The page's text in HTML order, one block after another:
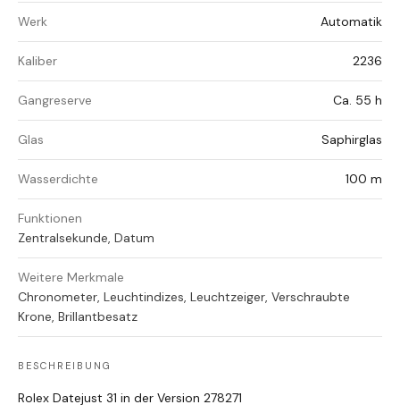
Werk Automatik
Kaliber 2236
Gangreserve Ca. 55 h
Glas Saphirglas
Wasserdichte 100 m
Funktionen
Zentralsekunde, Datum
Weitere Merkmale
Chronometer, Leuchtindizes, Leuchtzeiger, Verschraubte
Krone, Brillantbesatz
BESCHREIBUNG
Rolex Datejust 31 in der Version 278271